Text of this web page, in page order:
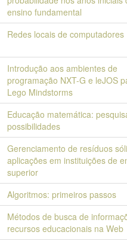
ensino fundamental
Redes locais de computadores
Introdução aos ambientes de
programação NXT-G e leJOS
Lego Mindstorms
Educação matemática:
possibilidades
Gerenciamento de resíduos
aplicações em instituições de
superior
Algoritmos: primeiros passos
Métodos de busca de
recursos educacionais na Web